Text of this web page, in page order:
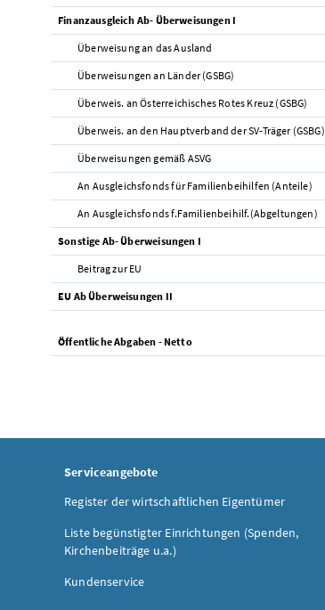
Finanzausgleich Ab- Überweisungen I
Überweisung an das Ausland
Überweisungen an Länder (GSBG)
Überweis. an Österreichisches Rotes Kreuz (GSBG)
Überweis. an den Hauptverband der SV-Träger (GSBG)
Überweisungen gemäß ASVG
An Ausgleichsfonds für Familienbeihilfen (Anteile)
An Ausgleichsfonds f.Familienbeihilf.(Abgeltungen)
Sonstige Ab- Überweisungen I
Beitrag zur EU
EU Ab Überweisungen II
Öffentliche Abgaben - Netto
Serviceangebote
Register der wirtschaftlichen Eigentümer
Liste begünstigter Einrichtungen (Spenden,
Kirchenbeiträge u.a.)
Kundenservice